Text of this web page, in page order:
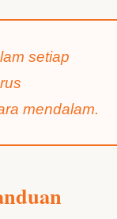
setiap
mendalam.